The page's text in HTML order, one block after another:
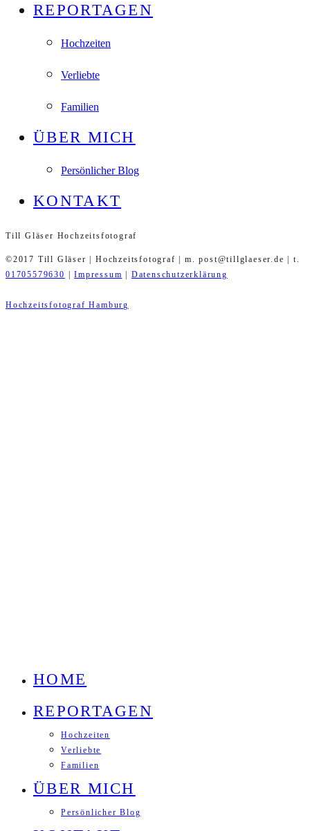
REPORTAGEN
Hochzeiten
Verliebte
Familien
ÜBER MICH
Persönlicher Blog
KONTAKT
Till Gläser Hochzeitsfotograf
©2017 Till Gläser | Hochzeitsfotograf | m. post@tillglaeser.de | t.
01705579630 |Impressum | Datenschutzerklärung
Hochzeitsfotograf Hamburg
HOME
REPORTAGEN
Hochzeiten
Verliebte
Familien
ÜBER MICH
Persönlicher Blog